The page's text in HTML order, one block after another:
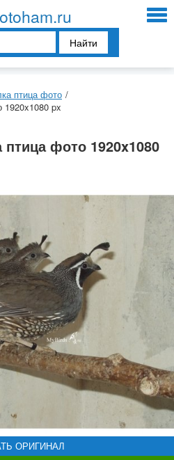
Найти
птица фото /
1920x1080 px
фото 1920x1080
ОРИГИНАЛ